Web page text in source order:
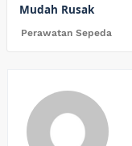
Mudah Rusak
Perawatan Sepeda